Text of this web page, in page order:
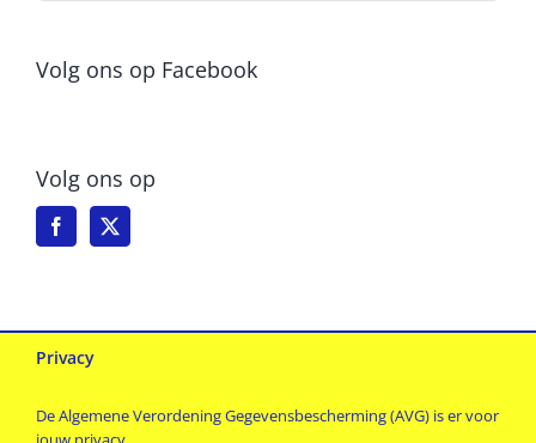
Volg ons op Facebook
Volg ons op
Privacy
De Algemene Verordening Gegevensbescherming (AVG) is er voor